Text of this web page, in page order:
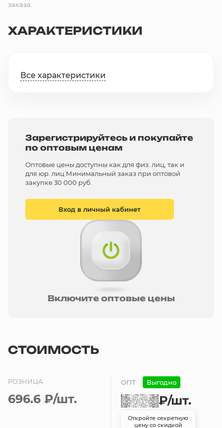
заказа.
ХАРАКТЕРИСТИКИ
Все характеристики
Зарегистрируйтесь и покупайте
по оптовым ценам
Оптовые цены доступны как для физ. лиц, так и
для юр. лиц Минимальный заказ при оптовой
закупке 30 000 руб.
Вход в личный кабинет
Включите оптовые цены
СТОИМОСТЬ
РОЗНИЦА
696.6 ₽/шт.
ОПТ Выгодно
₽/шт.
Откройте секретную
цену со скидкой